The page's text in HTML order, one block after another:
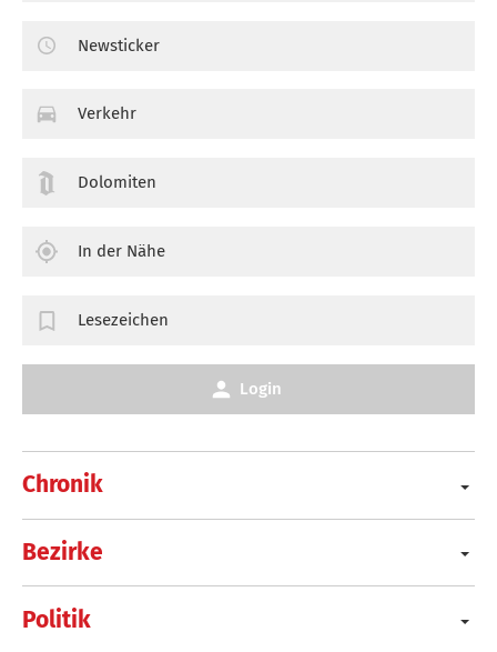
Chronik
Bezirke
Politik
Newsticker
Verkehr
Dolomiten
In der Nähe
Lesezeichen
Login